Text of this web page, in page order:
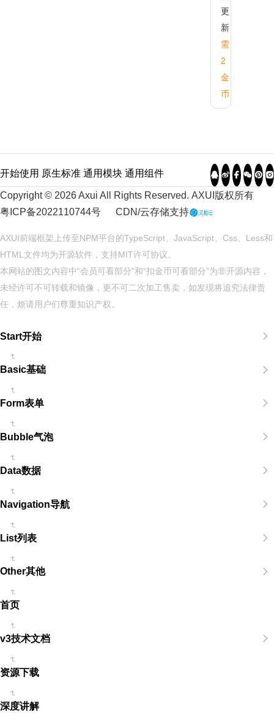
更
新
需
2
金
币
开始使用 原生标准 通用模块 通用组件
Copyright © 2026 Axui All Rights Reserved. AXUI 版权所有
粤ICP备2022110744号
CDN/云存储支持
AXUI前端框架上传至NPM平台的TypeScript、JavaScript、Css、Less和
HTML文件均为开源软件，支持MIT许可协议。
本网站的图文内容中“会员可看部分”和“扣金币可看部分”为非开源内容，
未经许可不可转载和镜像，更不可二次加工售卖，如发现将追究法律责
任，烦请用户们尊重知识产权。
Start开始
Basic基础
Form表单
Bubble气泡
Data数据
Navigation导航
List列表
Other其他
首页
v3技术文档
资源下载
深度讲解